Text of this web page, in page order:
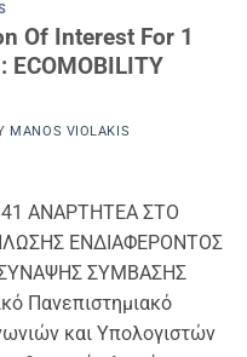
Of Interest For 1
MANOS VIOLAKIS
ΑΝΑΡΤΗΤΕΑ ΣΤΟ
ΕΝΔΙΑΦΕΡΟΝΤΟΣ
ΣΥΜΒΑΣΗΣ
Πανεπιστημιακό
και Υπολογιστών